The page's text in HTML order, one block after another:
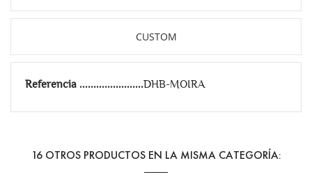
CUSTOM
Referencia DHB-MOIRA
16 OTROS PRODUCTOS EN LA MISMA CATEGORÍA: